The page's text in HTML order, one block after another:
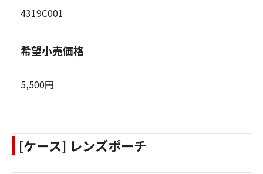
4319C001
希望小売価格
5,500円
[ケース] レンズポーチ